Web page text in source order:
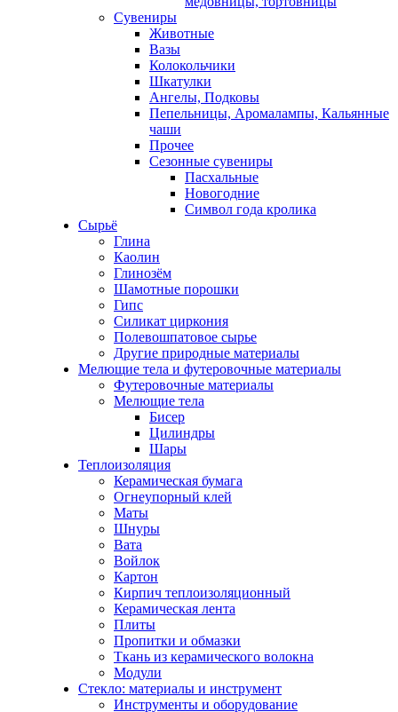
Сувениры
Животные
Вазы
Колокольчики
Шкатулки
Ангелы, Подковы
Пепельницы, Аромалампы, Кальянные
чаши
Прочее
Сезонные сувениры
Пасхальные
Новогодние
Символ года кролика
Сырьё
Глина
Каолин
Глинозём
Шамотные порошки
Гипс
Силикат циркония
Полевошпатовое сырье
Другие природные материалы
Мелющие тела и футеровочные материалы
Футеровочные материалы
Мелющие тела
Бисер
Цилиндры
Шары
Теплоизоляция
Керамическая бумага
Огнеупорный клей
Маты
Шнуры
Вата
Войлок
Картон
Кирпич теплоизоляционный
Керамическая лента
Плиты
Пропитки и обмазки
Ткань из керамического волокна
Модули
Стекло: материалы и инструмент
Инструменты и оборудование